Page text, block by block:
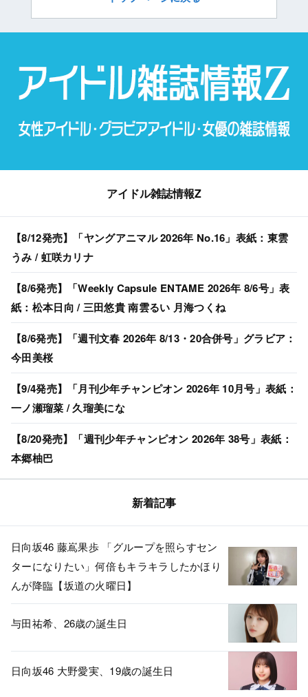
アイドル雑誌情報Z
【8/12発売】「ヤングアニマル 2026年 No.16」表紙：東雲
うみ / 虹咲カリナ
【8/6発売】「Weekly Capsule ENTAME 2026年 8/6号」表
紙：松本日向 / 三田悠貴 南雲るい 月海つくね
【8/6発売】「週刊文春 2026年 8/13・20合併号」グラビア：
今田美桜
【9/4発売】「月刊少年チャンピオン 2026年 10月号」表紙：
一ノ瀬瑠菜 / 久瑠美にな
【8/20発売】「週刊少年チャンピオン 2026年 38号」表紙：
本郷柚巴
新着記事
日向坂46 藤嶌果歩 「グループを照らすセン
ターになりたい」何倍もキラキラしたかほり
んが降臨【坂道の火曜日】
与田祐希、26歳の誕生日
日向坂46 大野愛実、19歳の誕生日